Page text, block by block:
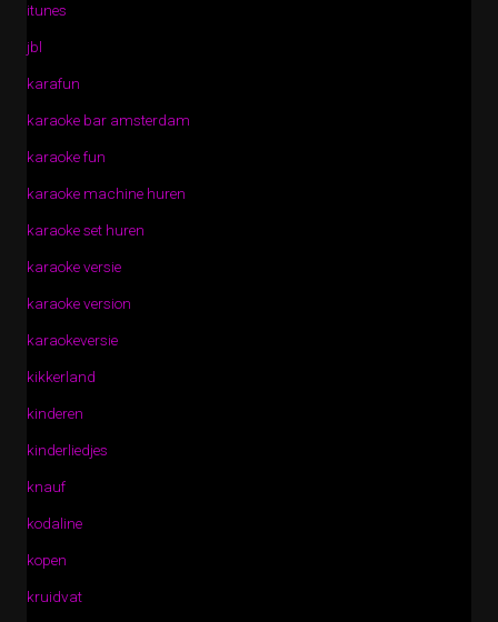
itunes
jbl
karafun
karaoke bar amsterdam
karaoke fun
karaoke machine huren
karaoke set huren
karaoke versie
karaoke version
karaokeversie
kikkerland
kinderen
kinderliedjes
knauf
kodaline
kopen
kruidvat